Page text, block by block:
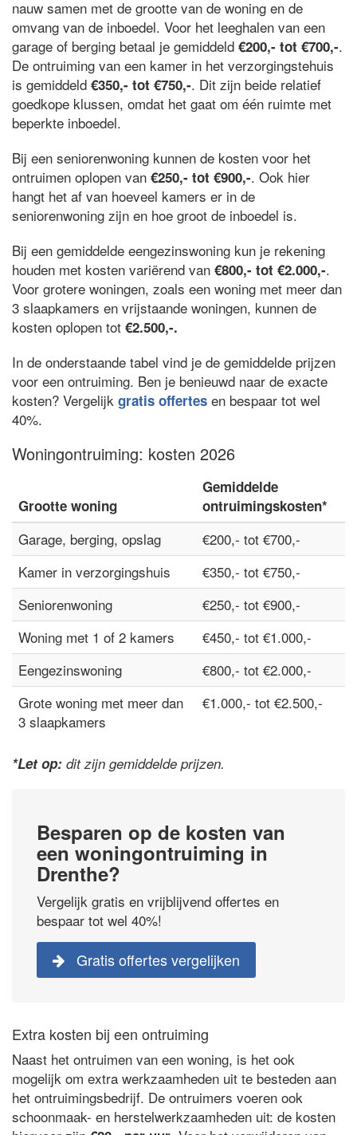
nauw samen met de grootte van de woning en de
omvang van de inboedel. Voor het leeghalen van een
garage of berging betaal je gemiddeld €200,- tot €700,-.
De ontruiming van een kamer in het verzorgingstehuis
is gemiddeld €350,- tot €750,-. Dit zijn beide relatief
goedkope klussen, omdat het gaat om één ruimte met
beperkte inboedel.
Bij een seniorenwoning kunnen de kosten voor het
ontruimen oplopen van €250,- tot €900,-. Ook hier
hangt het af van hoeveel kamers er in de
seniorenwoning zijn en hoe groot de inboedel is.
Bij een gemiddelde eengezinswoning kun je rekening
houden met kosten variërend van €800,- tot €2.000,-.
Voor grotere woningen, zoals een woning met meer dan
3 slaapkamers en vrijstaande woningen, kunnen de
kosten oplopen tot €2.500,-.
In de onderstaande tabel vind je de gemiddelde prijzen
voor een ontruiming. Ben je benieuwd naar de exacte
kosten? Vergelijk gratis offertes en bespaar tot wel
40%.
Woningontruiming: kosten 2026
Grootte woning
Gemiddelde
ontruimingskosten*
Garage, berging, opslag
€200,- tot €700,-
Kamer in verzorgingshuis
€350,- tot €750,-
Seniorenwoning
€250,- tot €900,-
Woning met 1 of 2 kamers
€450,- tot €1.000,-
Eengezinswoning
€800,- tot €2.000,-
Grote woning met meer dan
3 slaapkamers
€1.000,- tot €2.500,-
*Let op: dit zijn gemiddelde prijzen.
Besparen op de kosten van
een woningontruiming in
Drenthe?
Vergelijk gratis en vrijblijvend offertes en
bespaar tot wel 40%!
Gratis offertes vergelijken
Extra kosten bij een ontruiming
Naast het ontruimen van een woning, is het ook
mogelijk om extra werkzaamheden uit te besteden aan
het ontruimingsbedrijf. De ontruimers voeren ook
schoonmaak- en herstelwerkzaamheden uit: de kosten